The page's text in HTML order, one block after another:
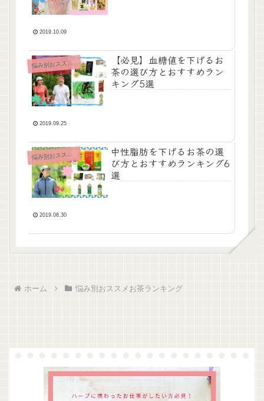
2019.10.09
悩み別おススメお茶ランキング
【必見】血糖値を下げるお
茶の選び方とおすすめラン
キング5選
2019.09.25
悩み別おススメお茶ランキング
中性脂肪を下げるお茶の選
び方とおすすめランキング6
選
2019.08.30
ホーム 悩み別おススメお茶ランキング